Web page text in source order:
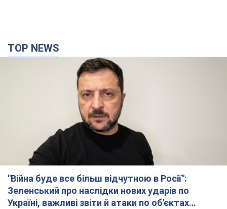
TOP NEWS
"Війна буде все більш відчутною в Росії":
Зеленський про наслідки нових ударів по
Україні, важливі звіти й атаки по об'єктах